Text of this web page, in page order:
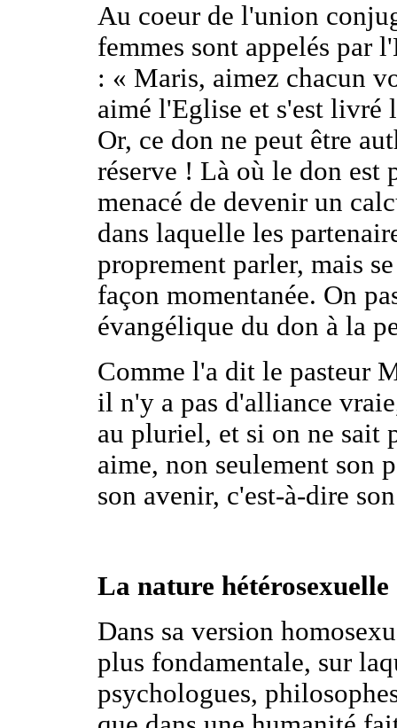
Au coeur de l'union
femmes sont appelés par
: « Maris, aimez chacun
aimé l'Eglise et s'est livré
Or, ce don ne peut être
réserve ! Là où le don
menacé de devenir un
dans laquelle les
proprement parler, mais
façon momentanée. On
évangélique du don à la
Comme l'a dit le pasteur
il n'y a pas d'alliance
au pluriel, et si on ne sait
aime, non seulement son
son avenir, c'est-à-dire
La nature hétérosexuelle
Dans sa version
plus fondamentale, sur
psychologues,